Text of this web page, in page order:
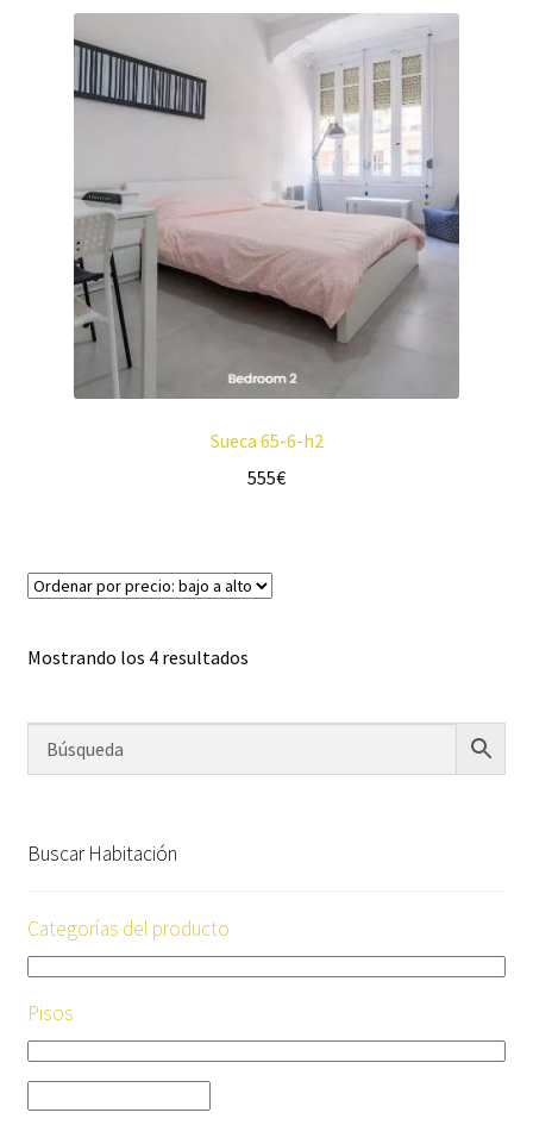
Sueca 65-6-h2
555€
Mostrando los 4 resultados
Buscar Habitación
Categorías del producto
Pisos